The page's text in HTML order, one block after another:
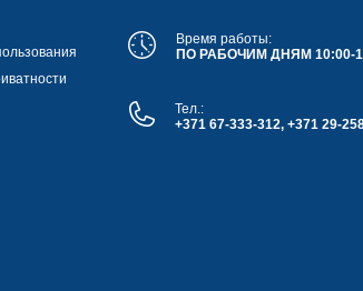
Время работы:
ПО РАБОЧИМ ДНЯМ 10:00-
Тел.:
+371 67-333-312, +371 29-